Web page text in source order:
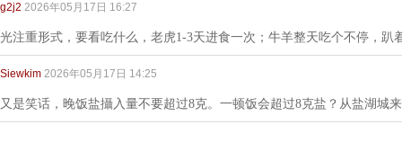
g2j2 2026年05月17日 16:27
光注重形式，要看吃什么，老虎1-3天进食一次；牛羊整天吃个不停，趴
Siewkim 2026年05月17日 14:25
又是笑话，晚饭盐攝入量不要超过8克。一顿饭会超过8克盐？从盐湖城